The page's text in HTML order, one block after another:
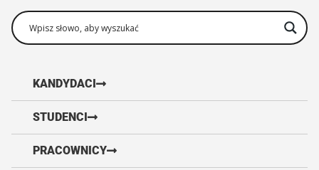
KANDYDACI
STUDENCI
PRACOWNICY